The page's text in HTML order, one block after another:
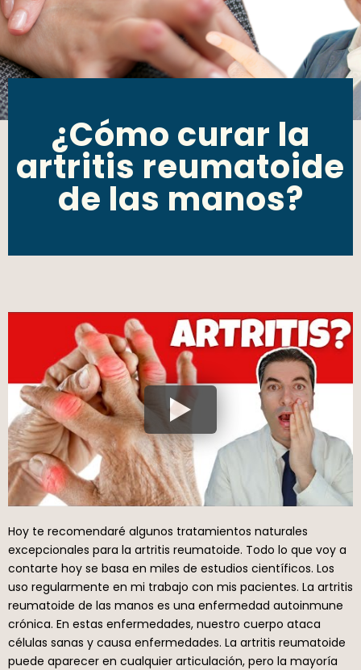
¿Cómo curar la
artritis reumatoide
de las manos?
Hoy te recomendaré algunos tratamientos naturales
excepcionales para la artritis reumatoide. Todo lo que voy a
contarte hoy se basa en miles de estudios científicos. Los
uso regularmente en mi trabajo con mis pacientes. La artritis
reumatoide de las manos es una enfermedad autoinmune
crónica. En estas enfermedades, nuestro cuerpo ataca
células sanas y causa enfermedades. La artritis reumatoide
puede aparecer en cualquier articulación, pero la mayoría